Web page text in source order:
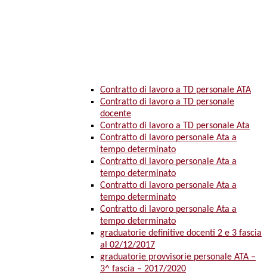
Contratto di lavoro a TD personale ATA
Contratto di lavoro a TD personale
docente
Contratto di lavoro a TD personale Ata
Contratto di lavoro personale Ata a
tempo determinato
Contratto di lavoro personale Ata a
tempo determinato
Contratto di lavoro personale Ata a
tempo determinato
Contratto di lavoro personale Ata a
tempo determinato
graduatorie definitive docenti 2 e 3 fascia
al 02/12/2017
graduatorie provvisorie personale ATA –
3^ fascia – 2017/2020